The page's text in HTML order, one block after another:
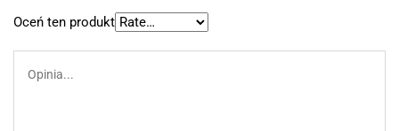
klientów
Oceń ten produkt